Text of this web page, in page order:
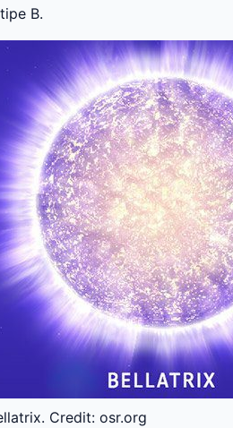
B.
Credit: osr.org